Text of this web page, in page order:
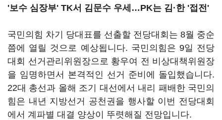
'보수 심장부' TK서 김문수 우세…PK는 김·한 '접전'
국민의힘 차기 당대표를 선출할 전당대회는 8월 중순
쯤에 열릴 것으로 예상됩니다. 국민의힘은 9일 전당
대회 선거관리위원장으로 황우여 전 비상대책위원장
을 임명하면서 본격적인 선거 준비에 돌입했습니다.
22대 총선과 올해 조기 대선에서 내리 패배한 국민의
힘은 내년 지방선거 공천권을 행사할 이번 전당대회
에서 계파별 대결 양상이 뚜렷해질 전망입니다.